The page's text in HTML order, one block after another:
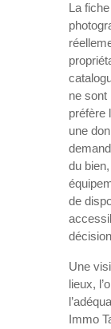
La
ne sont
préfère
une
du
de
Une
lieux,
Immo